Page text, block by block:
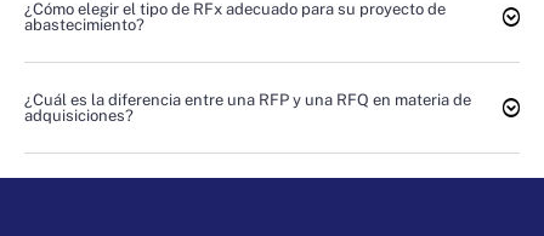
¿Cómo elegir el tipo de RFx adecuado para su proyecto de
abastecimiento?
¿Cuál es la diferencia entre una RFP y una RFQ en materia de
adquisiciones?